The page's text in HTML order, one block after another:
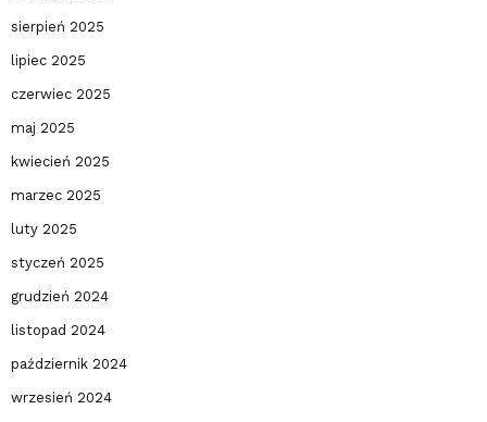
sierpień 2025
lipiec 2025
czerwiec 2025
maj 2025
kwiecień 2025
marzec 2025
luty 2025
styczeń 2025
grudzień 2024
listopad 2024
październik 2024
wrzesień 2024